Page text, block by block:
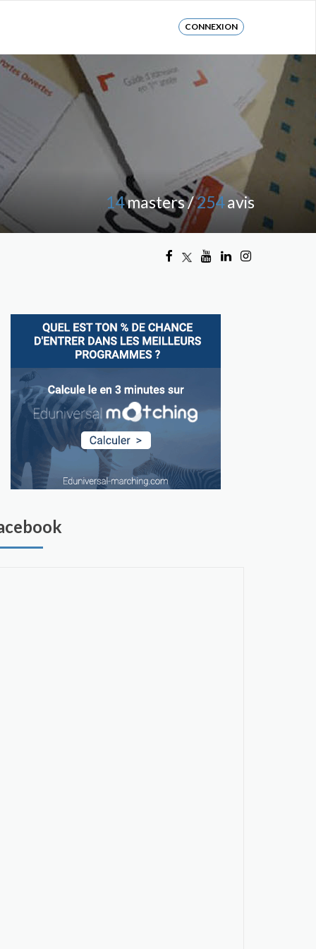
CONNEXION
14masters /254avis